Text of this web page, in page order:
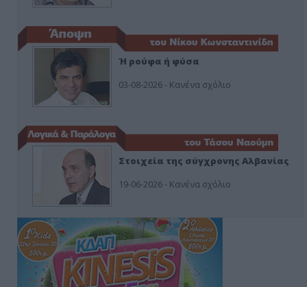
Ή ρούφα ή φύσα
03-08-2026 - Κανένα σχόλιο
Στοιχεία της σύγχρονης Αλβανίας
19-06-2026 - Κανένα σχόλιο